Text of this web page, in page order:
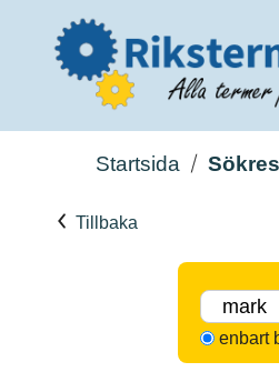
Startsida
Tillbaka
enbart